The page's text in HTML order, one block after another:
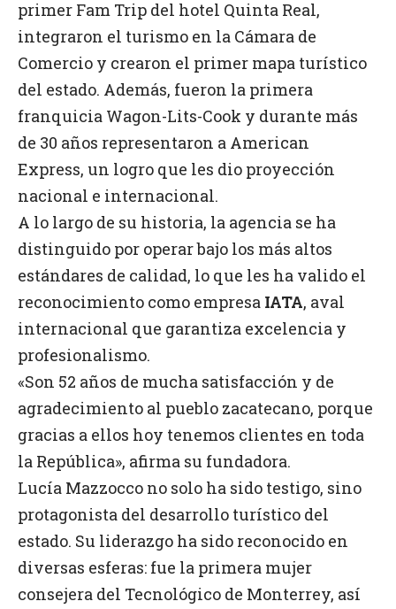
primer Fam Trip del hotel Quinta Real,
integraron el turismo en la Cámara de
Comercio y crearon el primer mapa turístico
del estado. Además, fueron la primera
franquicia Wagon-Lits-Cook y durante más
de 30 años representaron a American
Express, un logro que les dio proyección
nacional e internacional.
A lo largo de su historia, la agencia se ha
distinguido por operar bajo los más altos
estándares de calidad, lo que les ha valido el
reconocimiento como empresa IATA, aval
internacional que garantiza excelencia y
profesionalismo.
«Son 52 años de mucha satisfacción y de
agradecimiento al pueblo zacatecano, porque
gracias a ellos hoy tenemos clientes en toda
la República», afirma su fundadora.
Lucía Mazzocco no solo ha sido testigo, sino
protagonista del desarrollo turístico del
estado. Su liderazgo ha sido reconocido en
diversas esferas: fue la primera mujer
consejera del Tecnológico de Monterrey, así